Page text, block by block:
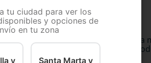
tu mejor amigo con una
y con un exquisito sabor. Un
tu ciudad para ver los
y opciones de
en tu zona
y
Santa Marta y